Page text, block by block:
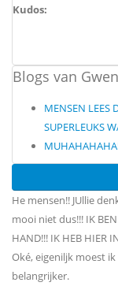
Kudos:
Blogs van
MENSEN LEES
SUPERLEUKS
He mensen!! JUllie
mooi niet dus!!! IK BEN
HAND!!! IK HEB HIER
Oké, eigeniljk moest
belangrijker.